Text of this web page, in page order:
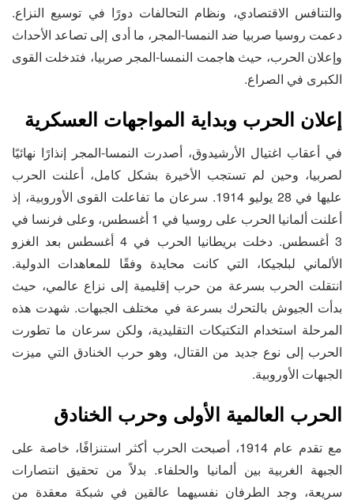
والتنافس الاقتصادي، ونظام التحالفات دورًا في توسيع النزاع.
دعمت روسيا صربيا ضد النمسا-المجر، ما أدى إلى تصاعد الأحداث
وإعلان الحرب، حيث هاجمت النمسا-المجر صربيا، فتدخلت القوى
الكبرى في الصراع.
إعلان الحرب وبداية المواجهات العسكرية
في أعقاب اغتيال الأرشيدوق، أصدرت النمسا-المجر إنذارًا نهائيًا
لصربيا، وحين لم تستجب الأخيرة بشكل كامل، أعلنت الحرب
عليها في 28 يوليو 1914. سرعان ما تفاعلت القوى الأوروبية، إذ
أعلنت ألمانيا الحرب على روسيا في 1 أغسطس، وعلى فرنسا في
3 أغسطس. دخلت بريطانيا الحرب في 4 أغسطس بعد الغزو
الألماني لبلجيكا، التي كانت محايدة وفقًا للمعاهدات الدولية.
انتقلت الحرب بسرعة من حرب إقليمية إلى نزاع عالمي، حيث
بدأت الجيوش بالتحرك بسرعة في مختلف الجبهات. شهدت هذه
المرحلة استخدام التكتيكات التقليدية، ولكن سرعان ما تطورت
الحرب إلى نوع جديد من القتال، وهو حرب الخنادق التي ميزت
الجبهات الأوروبية.
الحرب العالمية الأولى وحرب الخنادق
مع تقدم عام 1914، أصبحت الحرب أكثر استنزافًا، خاصة على
الجبهة الغربية بين ألمانيا والحلفاء. بدلاً من تحقيق انتصارات
سريعة، وجد الطرفان نفسيهما عالقين في شبكة معقدة من